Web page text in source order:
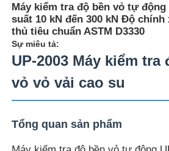
Về chúng tôi
Máy kiểm tra độ bền vỏ tự động
suất 10 kN đến 300 kN Độ chính
thủ tiêu chuẩn ASTM D3330
Sự miêu tả:
UP-2003 Máy kiểm tra
vỏ vỏ vải cao su
Tổng quan sản phẩm